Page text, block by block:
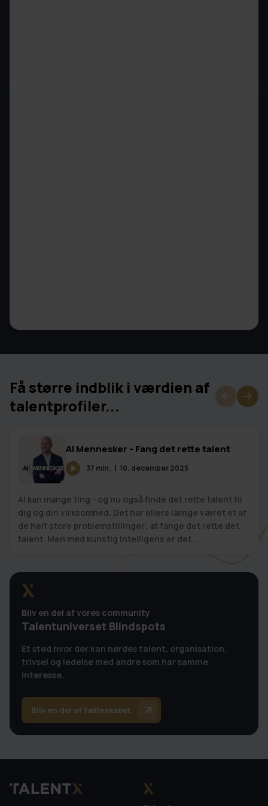
Få større indblik i værdien af
talentprofiler...
Bliv en del af vores community
Talentuniverset Blindspots
Et sted hvor der kan nørdes talent, organisation,
trivsel og ledelse med andre som har samme
interesse.
Bliv en del af fælleskabet
AI Mennesker - Fang det rette talent
37 min. 10. december 2025
AI kan mange ting - og nu også finde det rette talent til
dig og din virksomhed. Det har ellers længe været et af
de helt store problemstillinger; at fange det rette det
talent. Men med kunstig intelligens er det...